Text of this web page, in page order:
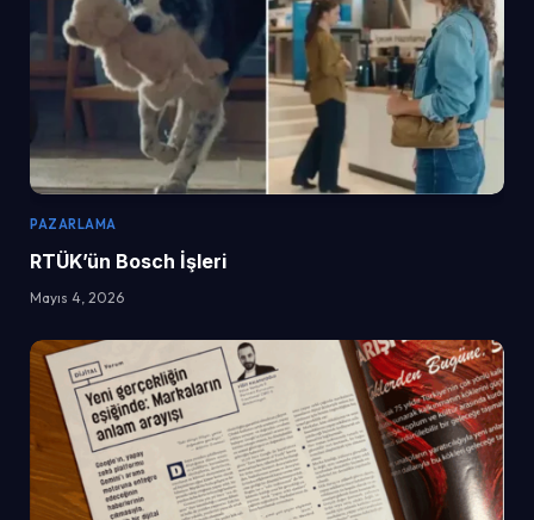
PAZARLAMA
RTÜK’ün Bosch İşleri
Mayıs 4, 2026